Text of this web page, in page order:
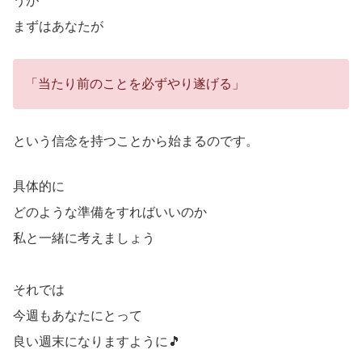
まずはあなたが
「当たり前のことを必ずやり遂げる」
という信念を持つことから始まるのです。
具体的に
どのような準備をすればいいのか
私と一緒に考えましょう
それでは
今週もあなたにとって
良い週末になりますように🎵